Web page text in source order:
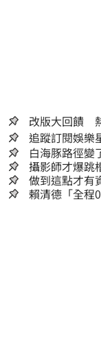
改版大回饋
追蹤訂閱娛
白海豚路徑
又更近一點
攝影師才爆
「其實我很清
做到這點才有
賴清德「全程